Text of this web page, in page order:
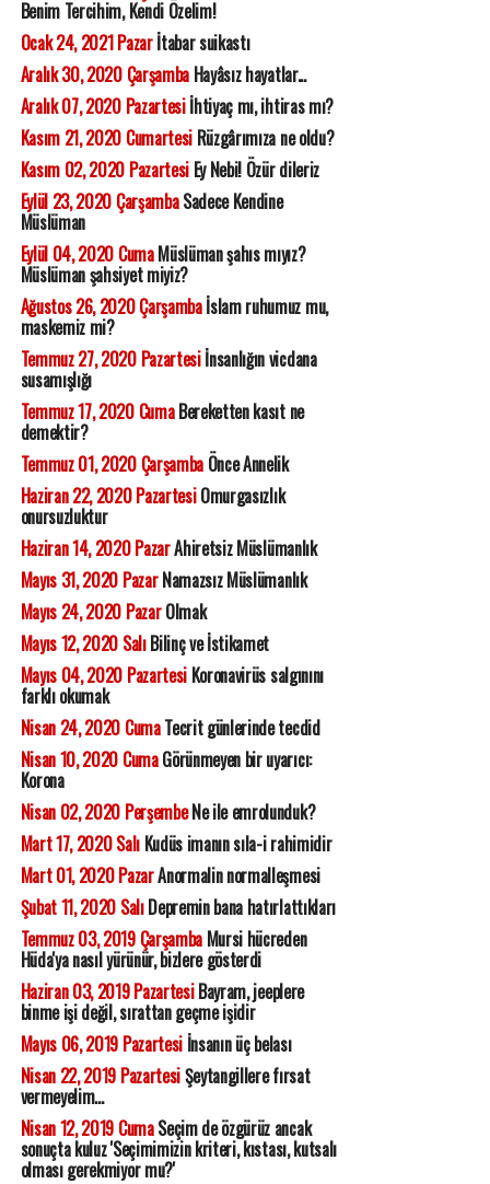
Benim Tercihim, Kendi Özelim!
Ocak 24, 2021 Pazarİtabar suikastı
Aralık 30, 2020 ÇarşambaHayâsız hayatlar...
Aralık 07, 2020 Pazartesiİhtiyaç mı, ihtiras mı?
Kasım 21, 2020 CumartesiRüzgârımıza ne oldu?
Kasım 02, 2020 PazartesiEy Nebi! Özür dileriz
Eylül 23, 2020 ÇarşambaSadece Kendine
Müslüman
Eylül 04, 2020 CumaMüslüman şahıs mıyız?
Müslüman şahsiyet miyiz?
Ağustos 26, 2020 Çarşambaİslam ruhumuz mu,
maskemiz mi?
Temmuz 27, 2020 Pazartesiİnsanlığın vicdana
susamışlığı
Temmuz 17, 2020 CumaBereketten kasıt ne
demektir?
Temmuz 01, 2020 ÇarşambaÖnce Annelik
Haziran 22, 2020 PazartesiOmurgasızlık
onursuzluktur
Haziran 14, 2020 PazarAhiretsiz Müslümanlık
Mayıs 31, 2020 PazarNamazsız Müslümanlık
Mayıs 24, 2020 PazarOlmak
Mayıs 12, 2020 SalıBilinç ve İstikamet
Mayıs 04, 2020 PazartesiKoronavirüs salgınını
farklı okumak
Nisan 24, 2020 CumaTecrit günlerinde tecdid
Nisan 10, 2020 CumaGörünmeyen bir uyarıcı:
Korona
Nisan 02, 2020 PerşembeNe ile emrolunduk?
Mart 17, 2020 SalıKudüs imanın sıla-i rahimidir
Mart 01, 2020 PazarAnormalin normalleşmesi
Şubat 11, 2020 SalıDepremin bana hatırlattıkları
Temmuz 03, 2019 ÇarşambaMursi hücreden
Hüda'ya nasıl yürünür, bizlere gösterdi
Haziran 03, 2019 PazartesiBayram, jeeplere
binme işi değil, sırattan geçme işidir
Mayıs 06, 2019 Pazartesiİnsanın üç belası
Nisan 22, 2019 PazartesiŞeytangillere fırsat
vermeyelim...
Nisan 12, 2019 CumaSeçim de özgürüz ancak
sonuçta kuluz 'Seçimimizin kriteri, kıstası, kutsalı
olması gerekmiyor mu?'